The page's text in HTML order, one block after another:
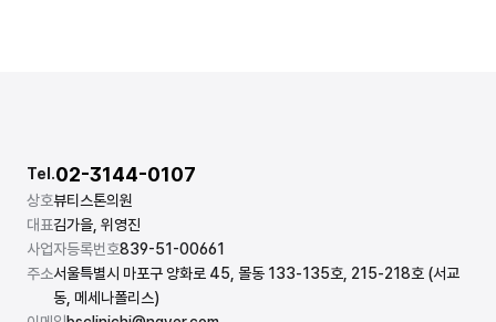
상호뷰티스톤의원
대표김가을, 위영진
사업자등록번호839-51-00661
주소서울특별시 마포구 양화로 45, 몰동 133-135호, 215-218호 (서교
동, 메세나폴리스)
Tel.02-3144-0107